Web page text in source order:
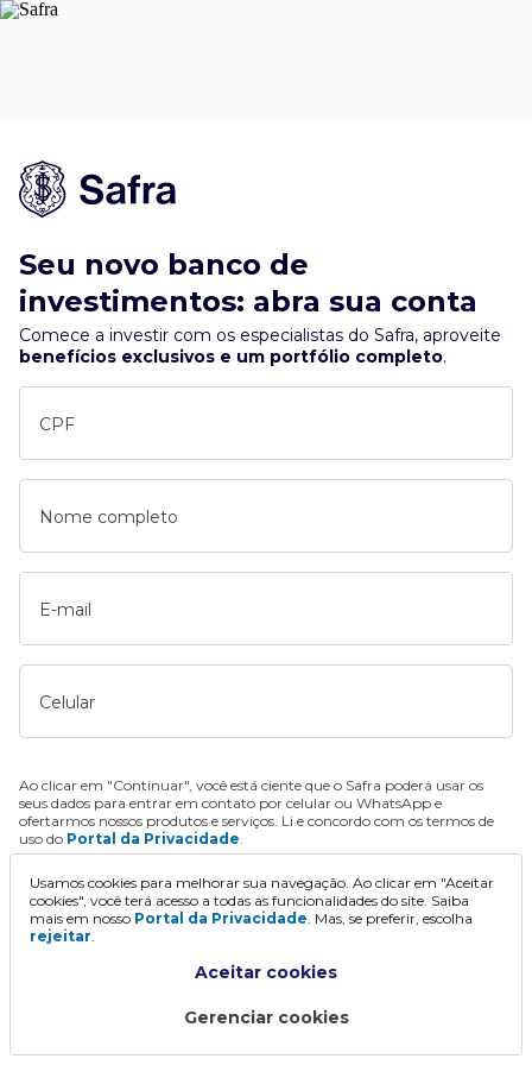
Seu novo banco de
investimentos: abra sua conta
Comece a investir com os especialistas do Safra, aproveite
benefícios exclusivos e um portfólio completo.
CPF
Nome completo
E-mail
Celular
Ao clicar em "Continuar", você está ciente que o Safra poderá usar os
seus dados para entrar em contato por celular ou WhatsApp e
ofertarmos nossos produtos e serviços. Li e concordo com os termos de
uso do Portal da Privacidade.
Continuar
Usamos cookies para melhorar sua navegação. Ao clicar em "Aceitar
cookies", você terá acesso a todas as funcionalidades do site. Saiba
mais em nosso Portal da Privacidade. Mas, se preferir, escolha
rejeitar.
Aceitar cookies
Gerenciar cookies